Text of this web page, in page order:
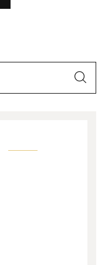
prodotto
Le
possono
pagina